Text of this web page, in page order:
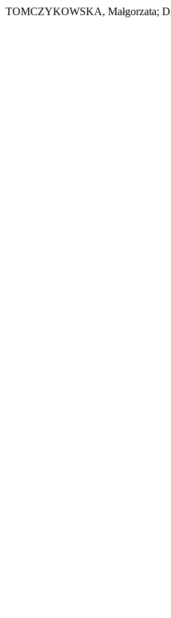
TOMCZYKOWSKA, Małgorzata;